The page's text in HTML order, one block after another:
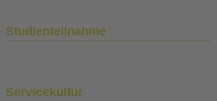
Studienteilnahme
Servicekultur